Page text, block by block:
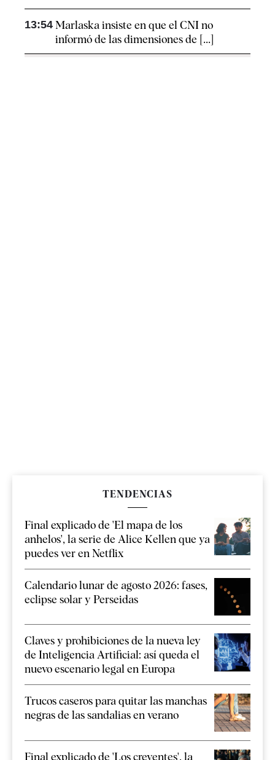
13:54 Marlaska insiste en que el CNI no
informó de las dimensiones de [...]
TENDENCIAS
Final explicado de 'El mapa de los
anhelos', la serie de Alice Kellen que ya
puedes ver en Netflix
Calendario lunar de agosto 2026: fases,
eclipse solar y Perseidas
Claves y prohibiciones de la nueva ley
de Inteligencia Artificial: así queda el
nuevo escenario legal en Europa
Trucos caseros para quitar las manchas
negras de las sandalias en verano
Final explicado de 'Los creyentes', la